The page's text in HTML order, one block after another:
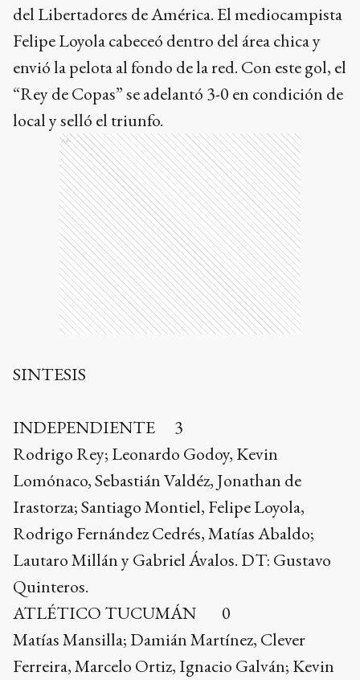
del Libertadores de América. El mediocampista
Felipe Loyola cabeceó dentro del área chica y
envió la pelota al fondo de la red. Con este gol, el
“Rey de Copas” se adelantó 3-0 en condición de
local y selló el triunfo.
Ads
SINTESIS
INDEPENDIENTE 3
Rodrigo Rey; Leonardo Godoy, Kevin
Lomónaco, Sebastián Valdéz, Jonathan de
Irastorza; Santiago Montiel, Felipe Loyola,
Rodrigo Fernández Cedrés, Matías Abaldo;
Lautaro Millán y Gabriel Ávalos. DT: Gustavo
Quinteros.
ATLÉTICO TUCUMÁN 0
Matías Mansilla; Damián Martínez, Clever
Ferreira, Marcelo Ortiz, Ignacio Galván; Kevin